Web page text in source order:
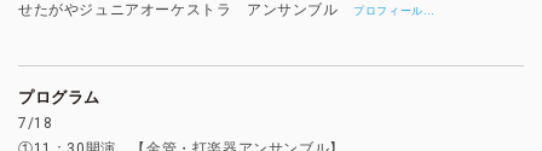
せたがやジュニアオーケストラ アンサンブルプロフィール …
プログラム
7/18